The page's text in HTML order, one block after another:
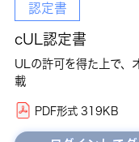
認定書
cUL認定書
ULの許可を得た上で、
載
PDF形式 319KB